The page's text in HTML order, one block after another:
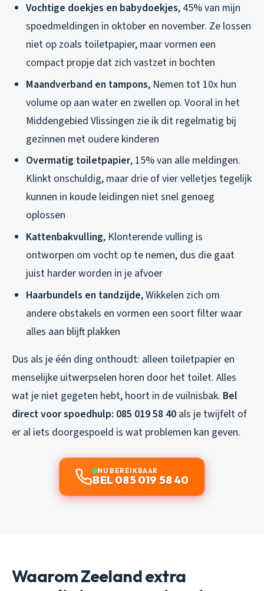
Vochtige doekjes en babydoekjes, 45% van mijn
spoedmeldingen in oktober en november. Ze lossen
niet op zoals toiletpapier, maar vormen een
compact propje dat zich vastzet in bochten
Maandverband en tampons, Nemen tot 10x hun
volume op aan water en zwellen op. Vooral in het
Middengebied Vlissingen zie ik dit regelmatig bij
gezinnen met oudere kinderen
Overmatig toiletpapier, 15% van alle meldingen.
Klinkt onschuldig, maar drie of vier velletjes tegelijk
kunnen in koude leidingen niet snel genoeg
oplossen
Kattenbakvulling, Klonterende vulling is
ontworpen om vocht op te nemen, dus die gaat
juist harder worden in je afvoer
Haarbundels en tandzijde, Wikkelen zich om
andere obstakels en vormen een soort filter waar
alles aan blijft plakken
Dus als je één ding onthoudt: alleen toiletpapier en
menselijke uitwerpselen horen door het toilet. Alles
wat je niet gegeten hebt, hoort in de vuilnisbak. Bel
direct voor spoedhulp: 085 019 58 40 als je twijfelt of
er al iets doorgespoeld is wat problemen kan geven.
NU BEREIKBAAR
BEL 085 019 58 40
Waarom Zeeland extra